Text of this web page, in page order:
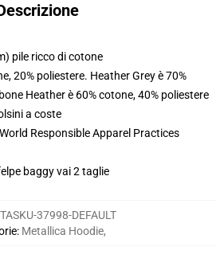
pile ricco di cotone
20% poliestere. Heather Grey è 70%
Heather è 60% cotone, 40% poliestere
a coste
Responsible Apparel Practices
baggy vai 2 taglie
37998-DEFAULT
: Metallica Hoodie,